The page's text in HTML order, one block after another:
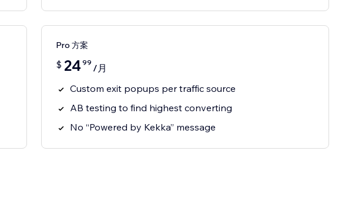
Pro 方案
$ 24 99 /月
Custom exit popups per traffic source
AB testing to find highest converting
No “Powered by Kekka” message